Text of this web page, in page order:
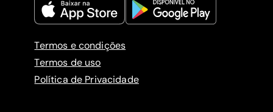
Termos e condições
Termos de uso
Política de Privacidade